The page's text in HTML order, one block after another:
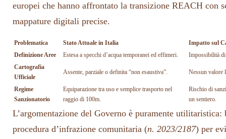
europei che hanno affrontato la transizione REACH con
mappature digitali precise.
Problematica Stato Attuale in Italia
Impatto sul
Definizione Aree
Estesa a specchi d’acqua temporanei ed effimeri.
Impossibilità di
Cartografia
Ufficiale
Assente, parziale o definita “non esaustiva”. Nessun valore
Regime
Sanzionatorio
Equiparazione tra uso e semplice trasporto nel
raggio di 100m.
Rischio di
un sentiero.
L’argomentazione del Governo è puramente utilitaristica:
procedura d’infrazione comunitaria (n. 2023/2187) per